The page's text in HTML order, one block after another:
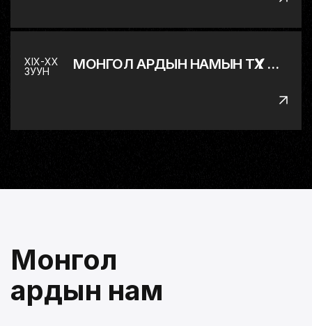
XIX-XX
ЗУУН
МОНГОЛ АРДЫН НАМЫН ТҮҮХ БОЛ ХХ ЗУУНЫ МОНГОЛЫН ТУСГААР ТОГТНОЛЫН ТЭМЦЛИЙН ТҮҮХ
Монгол
ардын нам